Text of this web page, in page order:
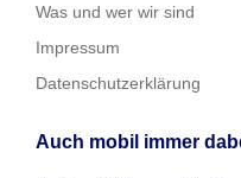
Was und wer wir sind
Impressum
Datenschutzerklärung
Auch mobil immer